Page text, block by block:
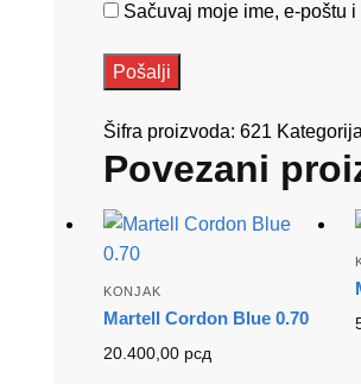
Sačuvaj moje ime, e-poštu
Šifra proizvoda: 621
Povezani
KONJAK
Martell Cordon Blue 0.70
20.400,00 рсд